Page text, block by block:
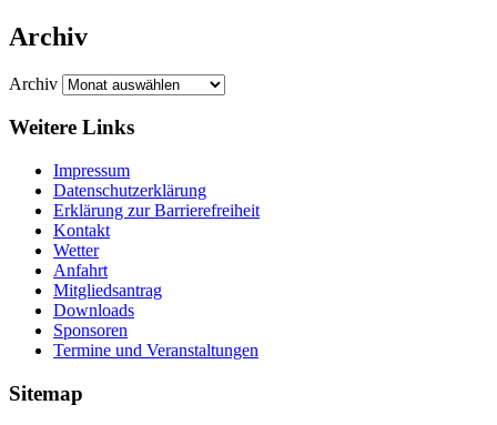
Archiv
Archiv
Weitere Links
Impressum
Datenschutzerklärung
Erklärung zur Barriere­frei­heit
Kontakt
Wetter
Anfahrt
Mitgliedsantrag
Downloads
Sponsoren
Termine und Veranstaltungen
Sitemap